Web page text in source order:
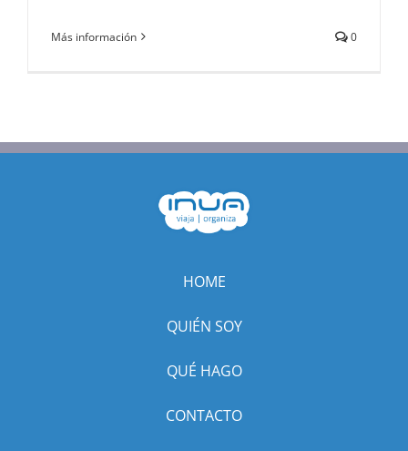
Más información 0
HOME
QUIÉN SOY
QUÉ HAGO
CONTACTO